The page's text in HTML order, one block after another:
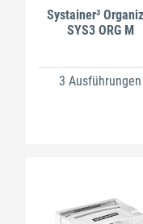
Systainer³
SYS3 ORG M
3 Ausführungen